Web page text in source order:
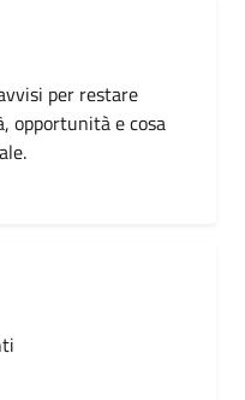
per restare
opportunità e cosa